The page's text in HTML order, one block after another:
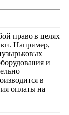
право в целях
Например,
и
в
оплаты на